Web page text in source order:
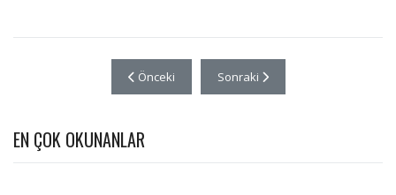
EN ÇOK OKUNANLAR
Önceki makale: Nordson Select'in Türkiye
Önceki Sonraki makale: AssemCorp'tan
Sonraki